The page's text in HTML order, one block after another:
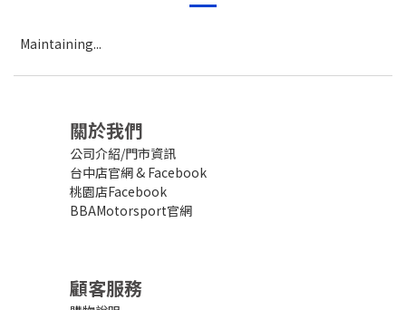
Maintaining...
關於我們
公司介紹/門市資訊
台中店官網& Facebook
桃園店Facebook
BBAMotorsport官網
顧客服務